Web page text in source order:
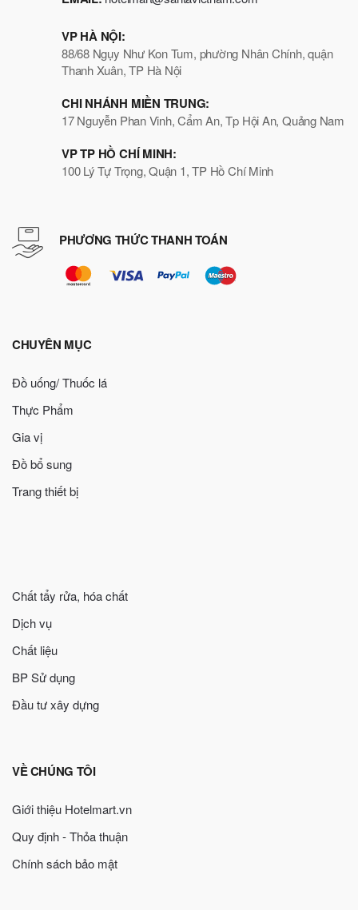
VP HÀ NỘI:
88/68 Ngụy Như Kon Tum, phường Nhân Chính, quận
Thanh Xuân, TP Hà Nội
CHI NHÁNH MIỀN TRUNG:
17 Nguyễn Phan Vinh, Cẩm An, Tp Hội An, Quảng Nam
VP TP HỒ CHÍ MINH:
100 Lý Tự Trọng, Quận 1, TP Hồ Chí Minh
PHƯƠNG THỨC THANH TOÁN
CHUYÊN MỤC
Đồ uống/ Thuốc lá
Thực Phẩm
Gia vị
Đồ bổ sung
Trang thiết bị
Chất tẩy rửa, hóa chất
Dịch vụ
Chất liệu
BP Sử dụng
Đầu tư xây dựng
VỀ CHÚNG TÔI
Giới thiệu Hotelmart.vn
Quy định - Thỏa thuận
Chính sách bảo mật